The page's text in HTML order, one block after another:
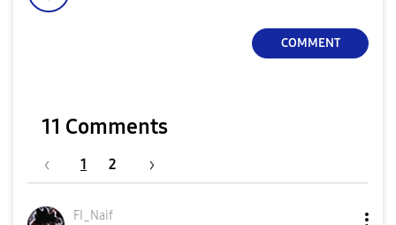
COMMENT
11 Comments
1 2
FI_Naif